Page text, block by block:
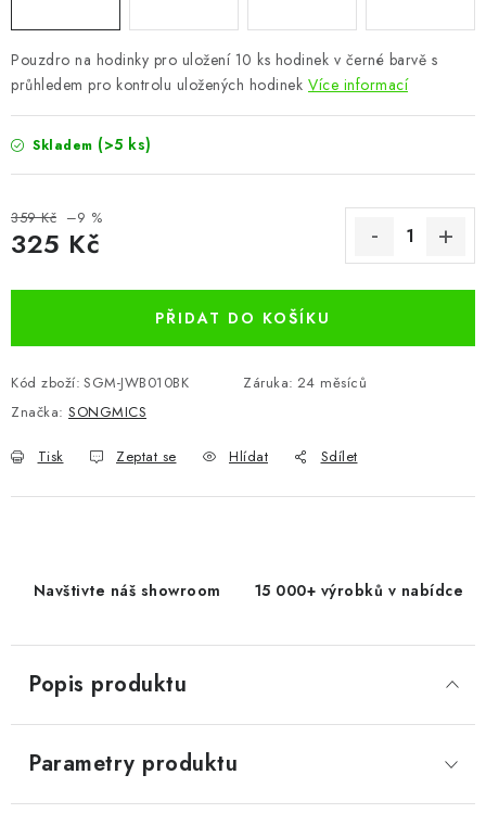
VÝPRODEJ
Vše o nákupu Info
Reklamace a odstoupení od smlouvy
Pouzdro na hodinky pro uložení 10 ks hodinek v černé barvě s
průhledem pro kontrolu uložených hodinek Více informací
Skladem (>5 ks)
359 Kč –9 %
325 Kč
PŘIDAT DO KOŠÍKU
Kód zboží: SGM-JWB010BK Záruka: 24 měsíců
Značka: SONGMICS
Tisk Zeptat se Hlídat Sdílet
Navštivte náš showroom 15 000+ výrobků v nabídce
Popis produktu
Parametry produktu